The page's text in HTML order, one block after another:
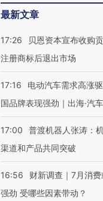
最新文章
17:26
贝恩资本宣布收购
注册商标后退出市场
17:16
电动汽车需求高涨
国品牌表现强劲｜出海·汽车
17:00
普渡机器人张涛：
渠道和产品共同突破
16:56
财新调查｜7月消
强劲 受哪些因素带动？